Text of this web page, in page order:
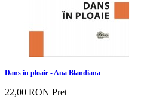
Dans in ploaie - Ana Blandiana
22,00 RON Pret